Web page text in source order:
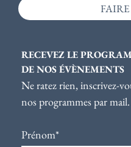
RECEVEZ LE
DE NOS ÉVÈNEMENTS
Ne ratez rien, inscrivez-
nos programmes par mail.
Prénom*